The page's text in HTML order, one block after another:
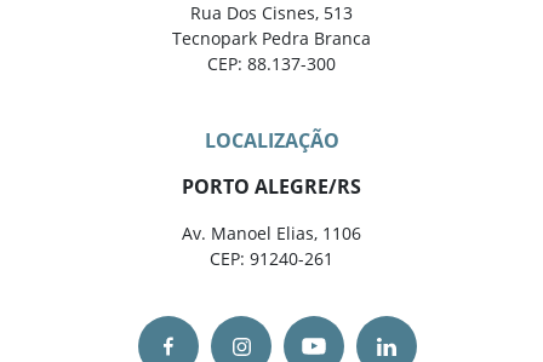
Rua Dos Cisnes, 513
Tecnopark Pedra Branca
CEP: 88.137-300
LOCALIZAÇÃO
PORTO ALEGRE/RS
Av. Manoel Elias, 1106
CEP: 91240-261